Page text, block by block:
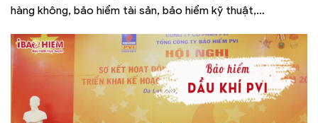
hàng không, bảo hiểm tài sản, bảo hiểm kỹ thuật,…